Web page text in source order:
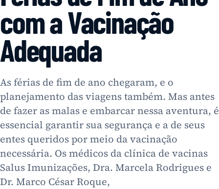
com a Vacinação
Adequada
As férias de fim de ano chegaram, e o
planejamento das viagens também. Mas antes
de fazer as malas e embarcar nessa aventura, é
essencial garantir sua segurança e a de seus
entes queridos por meio da vacinação
necessária. Os médicos da clínica de vacinas
Salus Imunizações, Dra. Marcela Rodrigues e
Dr. Marco César Roque,